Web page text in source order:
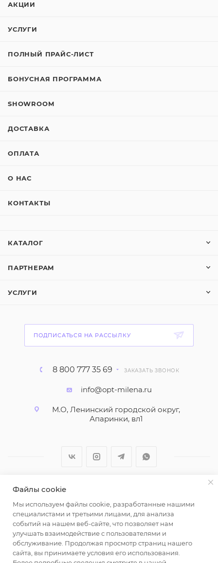
АКЦИИ
УСЛУГИ
ПОЛНЫЙ ПРАЙС-ЛИСТ
БОНУСНАЯ ПРОГРАММА
SHOWROOM
ДОСТАВКА
ОПЛАТА
О НАС
КОНТАКТЫ
КАТАЛОГ
ПАРТНЕРАМ
УСЛУГИ
ПОДПИСАТЬСЯ НА РАССЫЛКУ
8 800 777 35 69 ЗАКАЗАТЬ ЗВОНОК
info@opt-milena.ru
М.О, Ленинский городской округ,
Апаринки, вл1
2026 © ООО "Вайт Текстиль групп"
Любая информация на сайте носит справочный
характер и не является публичной офертой
определяемой положениями пункта 2 статьи 437
Гражданского кодекса Российской Федерации.
Использование любых материалов, опубликованных
Файлы cookie
Мы используем файлы cookie, разработанные нашими
специалистами и третьими лицами, для анализа
событий на нашем веб-сайте, что позволяет нам
улучшать взаимодействие с пользователями и
обслуживание. Продолжая просмотр страниц нашего
сайта, вы принимаете условия его использования.